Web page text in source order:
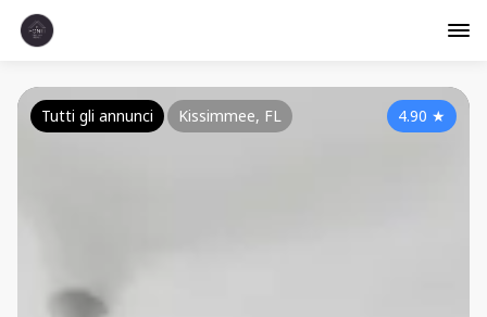
4.90 ★
Tutti gli annunci Kissimmee, FL